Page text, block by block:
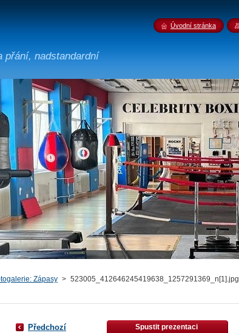
přání, nadstandardní
Zápasy > 523005_412646245419638_1257291369_n[1].jpg
Předchozí Spustit prezentaci
Úvodní stránka